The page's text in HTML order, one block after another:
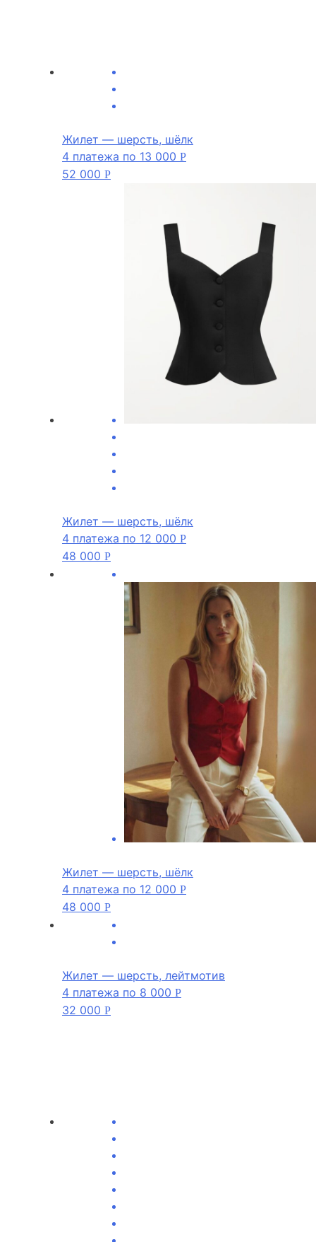
Жилет — шерсть, шёлк
4 платежа по 13 000 Р
52 000 Р
Жилет — шерсть, шёлк
4 платежа по 12 000 Р
48 000 Р
Жилет — шерсть, шёлк
4 платежа по 12 000 Р
48 000 Р
Жилет — шерсть, лейтмотив
4 платежа по 8 000 Р
32 000 Р